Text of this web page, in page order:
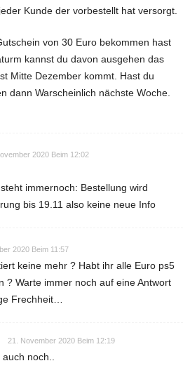
Kunde der vorbestellt hat versorgt.
von 30 Euro bekommen hast
kannst du davon ausgehen das
Mitte Dezember kommt. Hast du
dann Warscheinlich nächste Woche.
2020 Beim 12:02
immernoch: Bestellung wird
bis 19.11 also keine neue Info
2020 Beim 11:57
keine mehr ? Habt ihr alle Euro ps5
? Warte immer noch auf eine Antwort
Frechheit…
21. November 2020 Beim 12:19
noch..